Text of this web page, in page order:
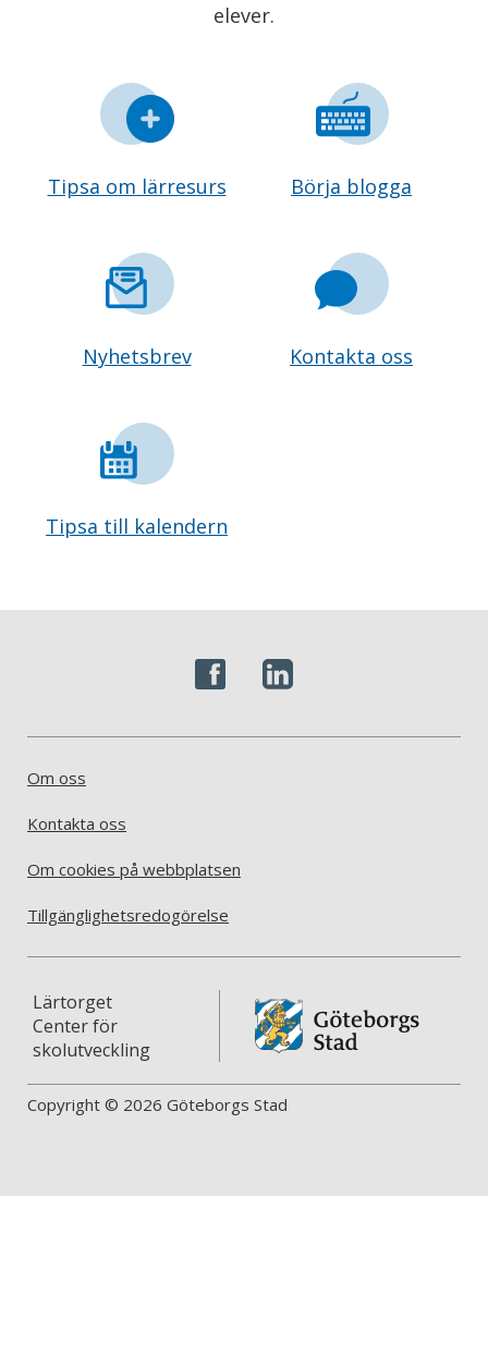
elever.
Tipsa om lärresurs Börja blogga
Nyhetsbrev Kontakta oss
Tipsa till kalendern
Om oss
Kontakta oss
Om cookies på webbplatsen
Tillgänglighetsredogörelse
Lärtorget
Center för
skolutveckling
Copyright © 2026 Göteborgs Stad